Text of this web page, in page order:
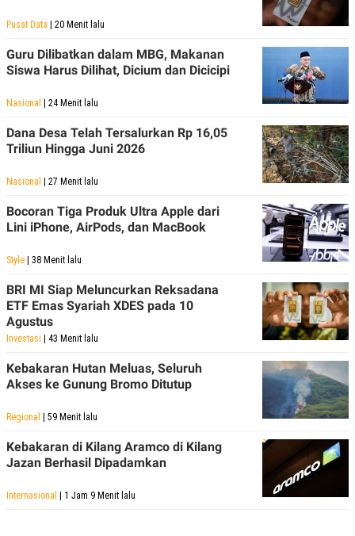
Pusat Data | 20 Menit lalu
Guru Dilibatkan dalam MBG, Makanan
Siswa Harus Dilihat, Dicium dan Dicicipi
Nasional | 24 Menit lalu
Dana Desa Telah Tersalurkan Rp 16,05
Triliun Hingga Juni 2026
Nasional | 27 Menit lalu
Bocoran Tiga Produk Ultra Apple dari
Lini iPhone, AirPods, dan MacBook
Style | 38 Menit lalu
BRI MI Siap Meluncurkan Reksadana
ETF Emas Syariah XDES pada 10
Agustus
Investasi | 43 Menit lalu
Kebakaran Hutan Meluas, Seluruh
Akses ke Gunung Bromo Ditutup
Regional | 59 Menit lalu
Kebakaran di Kilang Aramco di Kilang
Jazan Berhasil Dipadamkan
Internasional | 1 Jam 9 Menit lalu